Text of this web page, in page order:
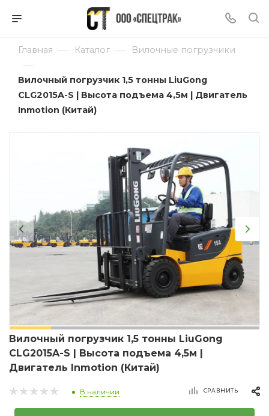
Главная — Каталог — Вилочные погрузчики
—
Вилочный погрузчик 1,5 тонны LiuGong
CLG2015A-S | Высота подъема 4,5м | Двигатель
Inmotion (Китай)
Вилочный погрузчик 1,5 тонны LiuGong
CLG2015A-S | Высота подъема 4,5м |
Двигатель Inmotion (Китай)
В наличии СРАВНИТЬ